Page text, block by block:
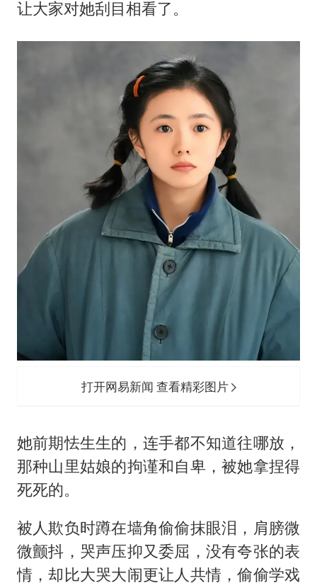
让大家对她刮目相看了。
打开网易新闻 查看精彩图片
她前期怯生生的，连手都不知道往哪放，
那种山里姑娘的拘谨和自卑，被她拿捏得
死死的。
被人欺负时蹲在墙角偷偷抹眼泪，肩膀微
微颤抖，哭声压抑又委屈，没有夸张的表
情，却比大哭大闹更让人共情，偷偷学戏